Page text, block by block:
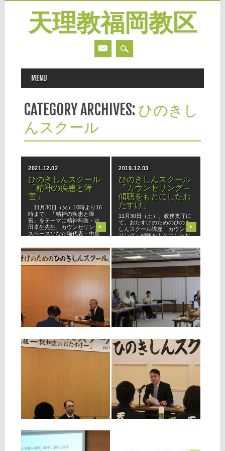
天理教福岡教区
MAIN MENU
MENU
CATEGORY ARCHIVES: ひのきし
んスクール
2021.12.02
ひのきしんスクール
「精神の疾患と障
害」
11月30日（火）10時より16
時まで、「精神の疾患と障
害」をテーマに精神科医・吉
田卓生先生、カウンセリング
スペースひなた猫代表・中島
きしんスクール運営委員の林
久郎先生、日本うつ病学会会
員で理
▶
2019.12.03
ひのきしんスクール
「カウンセリング～
傾聴をもとにしたお
たすけ」
11月30日（土）、教務支庁に
て、おたすけのためのひのき
しんスクール講座「カウンセ
リング～傾聴をもとにしたお
た。 当日は、天理養徳院で心
理相談員をされていた山﨑石
根先生、認定心理士や教誨師
として活
▶
2019.07.02
（ひのきしんスクー
ル）開催 6/30
６月30日、教務支庁を会場
に、ひのきしんスクール形式
の「福祉担当者研修会」を開
催。一般参加47名、スタッフ
13名の計60名が受講、参加人
ら精神科医の永田貴子先生、
2018.10.03
ひのきしんスクール
「依存症（インター
依存症の基礎知識と
行動療法からおたす
けを学ぶ～」
福岡教区福祉部では、９月２
ム）～依存症の基礎知識と行
動療法からおたすけを学ぶ
～」をテーマに、ひのきしん
スクールを開催しました。 今
回のひのきしんスクールは、
ぎりぎりまで受
▶
2017.10.05
～認知症のおたすけ～」が42
名の参加で開催されました。
まず、ひのきしんスクール運
きしんとは」と題してお話し
され、DVD鑑賞の後に、大牟
2016.12.06
ル 「話し方 ー講話
上達法ー 」
11月13日、福岡市の西北分教
会を会場に、ひのきしんスク
ールを開催、スタッフ含め27
名が参加しました。今回のテ
ーマは「話し方～講話上達法